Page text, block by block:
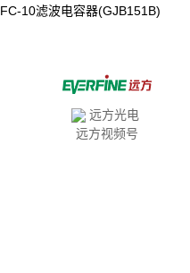
FC-10滤波电容器(GJB151B)
远方视频号